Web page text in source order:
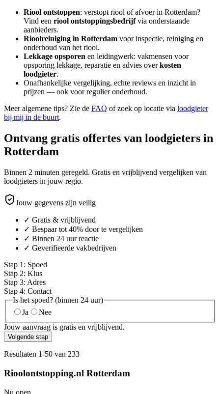
Riool ontstoppen: verstopt riool of afvoer in Rotterdam?
Vind een riool ontstoppingsbedrijfvia onderstaande
aanbieders.
Rioolreiniging in Rotterdam voor inspectie, reiniging en
onderhoud van het riool.
Lekkage opsporen en leidingwerk: vakmensen voor
opsporing lekkage, reparatie en advies overkosten
loodgieter.
Onafhankelijke vergelijking, echte reviews en inzicht in
prijzen — ook voor regulier onderhoud.
Meer algemene tips? Zie de FAQ of zoek op locatie via loodgieter
bij mij in de buurt.
Ontvang gratis offertes van loodgieters in
Rotterdam
Binnen 2 minuten geregeld. Gratis en vrijblijvend vergelijken van
loodgieters in jouw regio.
Jouw gegevens zijn veilig
✓ Gratis & vrijblijvend
✓ Bespaar tot 40% door te vergelijken
✓ Binnen 24 uur reactie
✓ Geverifieerde vakbedrijven
Stap 1 : Spoed
Stap 2: Klus
Stap 3: Adres
Stap 4: Contact
Is het spoed? (binnen 24 uur)
Ja
Nee
Jouw aanvraag is gratis en vrijblijvend.
Volgende stap
Resultaten 1-50 van 233
Rioolontstopping.nl Rotterdam
Nu open